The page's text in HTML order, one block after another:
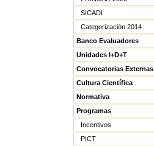
SICADI
Categorización 2014
Banco Evaluadores
Unidades I+D+T
Convocatorias Externas
Cultura Científica
Normativa
Programas
Incentivos
PICT